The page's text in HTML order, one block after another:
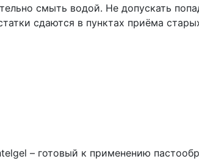
смыть водой. Не допускать
сдаются в пунктах приёма
– готовый к применению